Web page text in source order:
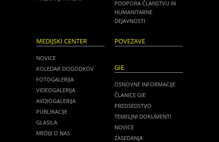
PODPORA ČLANSTVU IN
HUMANITARNE
DEJAVNOSTI
MEDIJSKI CENTER
NOVICE
KOLEDAR DOGODKOV
FOTOGALERIJA
VIDEOGALERIJA
AVDIOGALERIJA
PUBLIKACIJE
GLASILA
MEDIJI O NAS
POVEZAVE
GIE
OSNOVNE INFORMACIJE
ČLANICE GIE
PREDSEDSTVO
TEMELJNI DOKUMENTI
NOVICE
ZASEDANJA